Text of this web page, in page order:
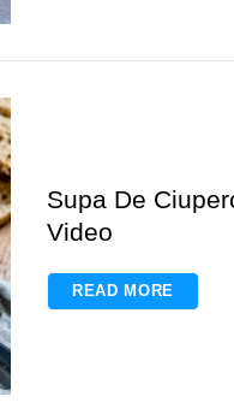
Supa De
Video
READ MORE